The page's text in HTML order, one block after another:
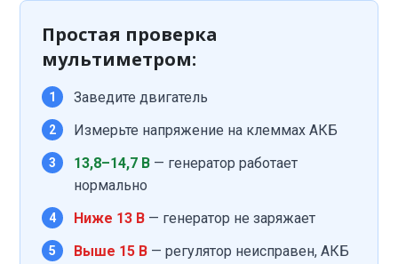
Простая проверка
мультиметром:
1 Заведите двигатель
2 Измерьте напряжение на клеммах АКБ
3 13,8–14,7 В — генератор работает
нормально
4 Ниже 13 В — генератор не заряжает
5 Выше 15 В — регулятор неисправен, АКБ